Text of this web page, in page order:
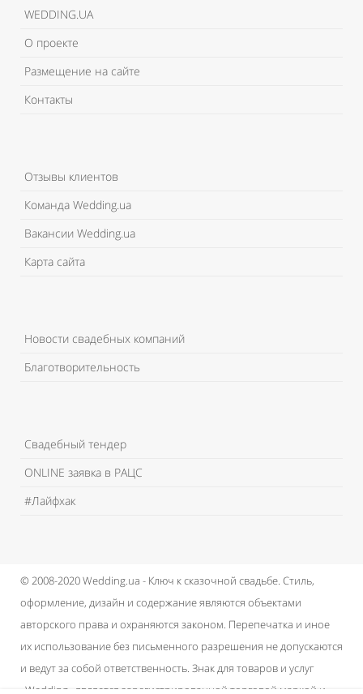
WEDDING.UA
О проекте
Размещение на сайте
Контакты
Отзывы клиентов
Команда Wedding.ua
Вакансии Wedding.ua
Карта сайта
Новости свадебных компаний
Благотворительность
Свадебный тендер
ONLINE заявка в РАЦС
#Лайфхак
© 2008-2020 Wedding.ua - Ключ к сказочной свадьбе. Стиль,
оформление, дизайн и содержание являются объектами
авторского права и охраняются законом. Перепечатка и иное
их использование без письменного разрешения не допускаются
и ведут за собой ответственность. Знак для товаров и услуг
«Wedding» является зарегистрированной торговой маркой и